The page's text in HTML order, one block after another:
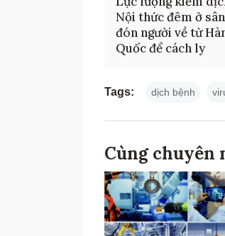
Nội thức đêm ở
đón người về từ
Quốc để cách ly
Tags: dịch bệnh
Cùng chuyên